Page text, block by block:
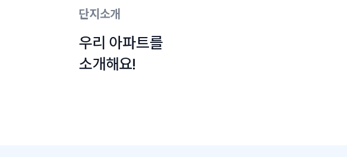
단지소개
우리 아파트를
소개해요!